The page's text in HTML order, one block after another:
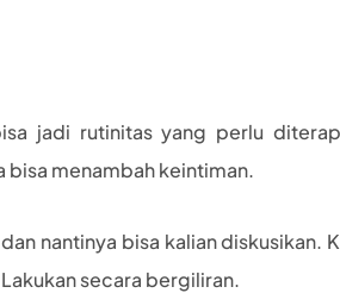
jadi rutinitas yang perlu
bisa menambah keintiman.
nantinya bisa kalian diskusikan.
secara bergiliran.